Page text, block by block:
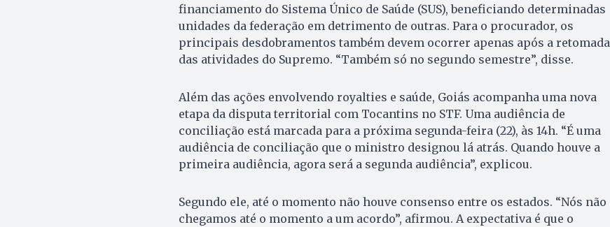
financiamento do Sistema Único de Saúde (SUS), beneficiando determinadas
unidades da federação em detrimento de outras. Para o procurador, os
principais desdobramentos também devem ocorrer apenas após a retomada
das atividades do Supremo. “Também só no segundo semestre”, disse.
Além das ações envolvendo royalties e saúde, Goiás acompanha uma nova
etapa da disputa territorial com Tocantins no STF. Uma audiência de
conciliação está marcada para a próxima segunda-feira (22), às 14h. “É uma
audiência de conciliação que o ministro designou lá atrás. Quando houve a
primeira audiência, agora será a segunda audiência”, explicou.
Segundo ele, até o momento não houve consenso entre os estados. “Nós não
chegamos até o momento a um acordo”, afirmou. A expectativa é que o